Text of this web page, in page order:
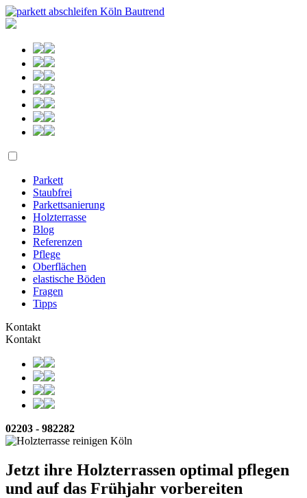
Parkett
Staubfrei
Parkettsanierung
Holzterrasse
Blog
Referenzen
Pflege
Oberflächen
elastische Böden
Fragen
Tipps
Kontakt
Kontakt
02203 - 982282
Jetzt ihre Holzterrassen optimal pflegen
und auf das Frühjahr vorbereiten